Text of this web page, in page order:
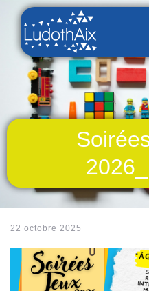
22 octobre 2025